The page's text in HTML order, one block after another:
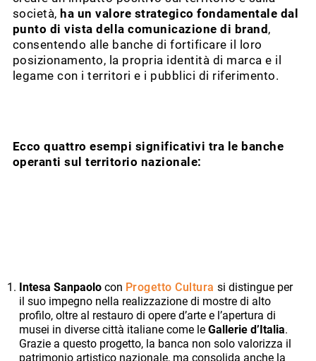
società,ha un valore strategico fondamentale dal
punto di vista della comunicazione di brand,
consentendo alle banche di fortificare il loro
posizionamento, la propria identità di marca e il
legame con i territori e i pubblici di riferimento.
Ecco quattro esempi significativi tra le banche
operanti sul territorio nazionale:
Intesa Sanpaolo con Progetto Cultura si distingue per
il suo impegno nella realizzazione di mostre di alto
profilo, oltre al restauro di opere d’arte e l’apertura di
musei in diverse città italiane come le Gallerie d’Italia.
Grazie a questo progetto, la banca non solo valorizza il
patrimonio artistico nazionale, ma consolida anche la